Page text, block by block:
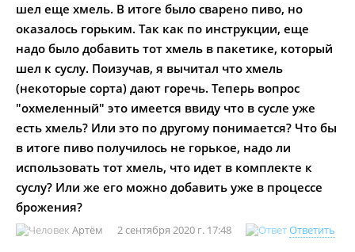
шел еще хмель. В итоге было сварено пиво, но
оказалось горьким. Так как по инструкции, еще
надо было добавить тот хмель в пакетике, который
шел к суслу. Поизучав, я вычитал что хмель
(некоторые сорта) дают горечь. Теперь вопрос
"охмеленный" это имеется ввиду что в сусле уже
есть хмель? Или это по другому понимается? Что бы
в итоге пиво получилось не горькое, надо ли
использовать тот хмель, что идет в комплекте к
суслу? Или же его можно добавить уже в процессе
брожения?
Артём 2 сентября 2020 г. 17:48 Ответить